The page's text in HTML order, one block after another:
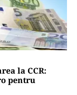
la CCR:
pentru